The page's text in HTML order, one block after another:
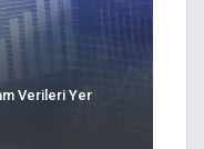
Verileri Yer